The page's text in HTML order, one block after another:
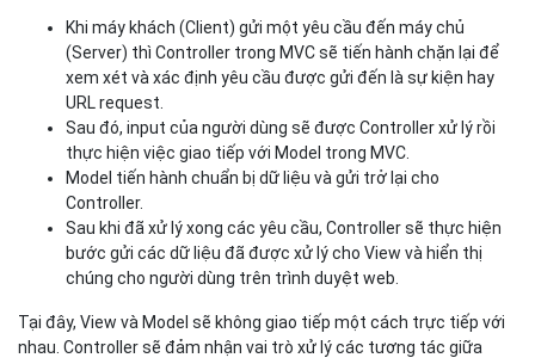
Khi máy khách (Client) gửi một yêu cầu đến máy chủ
(Server) thì Controller trong MVC sẽ tiến hành chặn lại để
xem xét và xác định yêu cầu được gửi đến là sự kiện hay
URL request.
Sau đó, input của người dùng sẽ được Controller xử lý rồi
thực hiện việc giao tiếp với Model trong MVC.
Model tiến hành chuẩn bị dữ liệu và gửi trở lại cho
Controller.
Sau khi đã xử lý xong các yêu cầu, Controller sẽ thực hiện
bước gửi các dữ liệu đã được xử lý cho View và hiển thị
chúng cho người dùng trên trình duyệt web.
Tại đây, View và Model sẽ không giao tiếp một cách trực tiếp với
nhau. Controller sẽ đảm nhận vai trò xử lý các tương tác giữa